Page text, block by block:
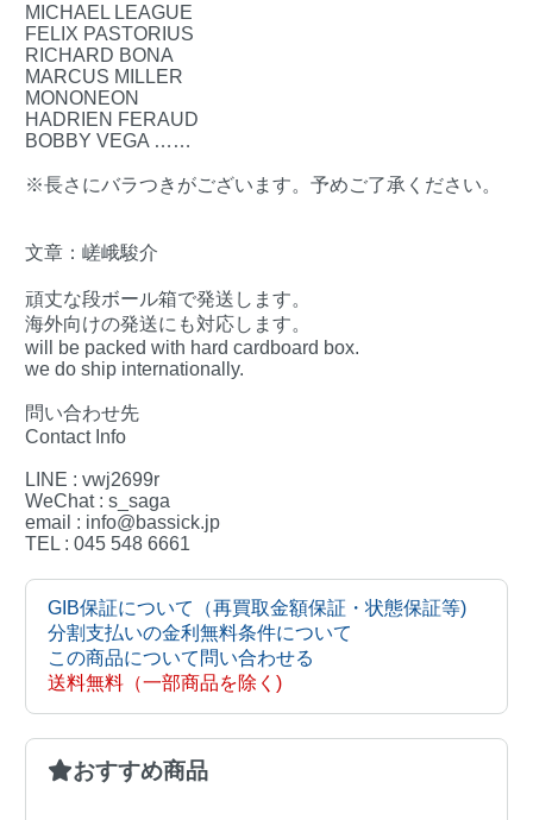
MICHAEL LEAGUE
FELIX PASTORIUS
RICHARD BONA
MARCUS MILLER
MONONEON
HADRIEN FERAUD
BOBBY VEGA ……
※長さにバラつきがございます。予めご了承ください。
文章：嵯峨駿介
頑丈な段ボール箱で発送します。
海外向けの発送にも対応します。
will be packed with hard cardboard box.
we do ship internationally.
問い合わせ先
Contact Info
LINE : vwj2699r
WeChat : s_saga
email : info@bassick.jp
TEL : 045 548 6661
GIB保証について（再買取金額保証・状態保証等)
分割支払いの金利無料条件について
この商品について問い合わせる
送料無料（一部商品を除く)
おすすめ商品